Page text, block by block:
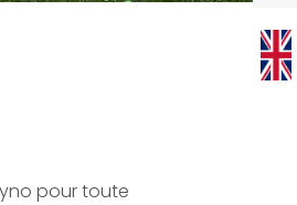
pour toute